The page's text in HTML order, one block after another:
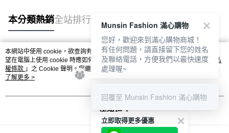
本分類熱銷全站排行
熱門標籤
本網站中使用 cookie，欲查詢有關本網站使用 cookie 方式之詳情，及若您不希
望在電腦上使用 cookie 時應如何變更電腦的 cookie 設定，請參閱本網站「
隱私
權條款 」之 Cookie 聲明。您繼續使用本網站即表示您同意本公司得按本網站使
用條款之 Cookie 聲明使用 cookie。
了解更多 >
我知道了
立即取得更多優惠
Munsin Fashion 滿心購物
您好，歡迎來到滿心購物商城！
有任何問題，請直接留下您的姓名
及聯絡電話，方便我們以最快速度
處理喔~
回覆至 Munsin Fashion 滿心購物